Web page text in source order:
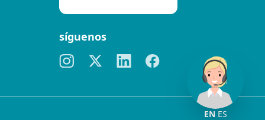
síguenos
EN ES